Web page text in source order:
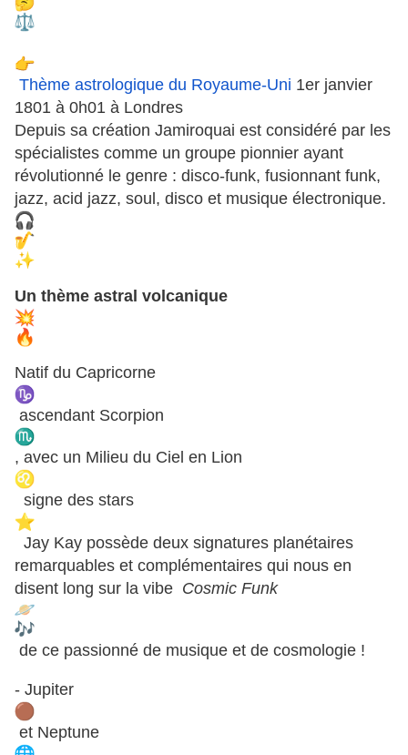
Thème astrologique du Royaume-Uni 1er janvier
1801 à 0h01 à Londres
Depuis sa création Jamiroquai est considéré par les
spécialistes comme un groupe pionnier ayant
révolutionné le genre : disco-funk, fusionnant funk,
jazz, acid jazz, soul, disco et musique électronique.
Un thème astral volcanique
Natif du Capricorne
ascendant Scorpion
, avec un Milieu du Ciel en Lion
signe des stars
Jay Kay possède deux signatures planétaires
remarquables et complémentaires qui nous en
disent long sur la vibe Cosmic Funk
de ce passionné de musique et de cosmologie !
- Jupiter
et Neptune